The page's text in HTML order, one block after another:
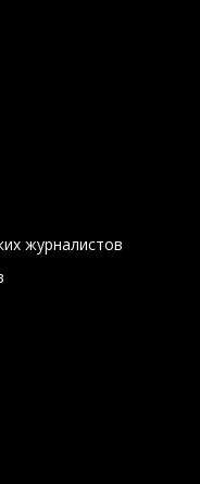
журналистов